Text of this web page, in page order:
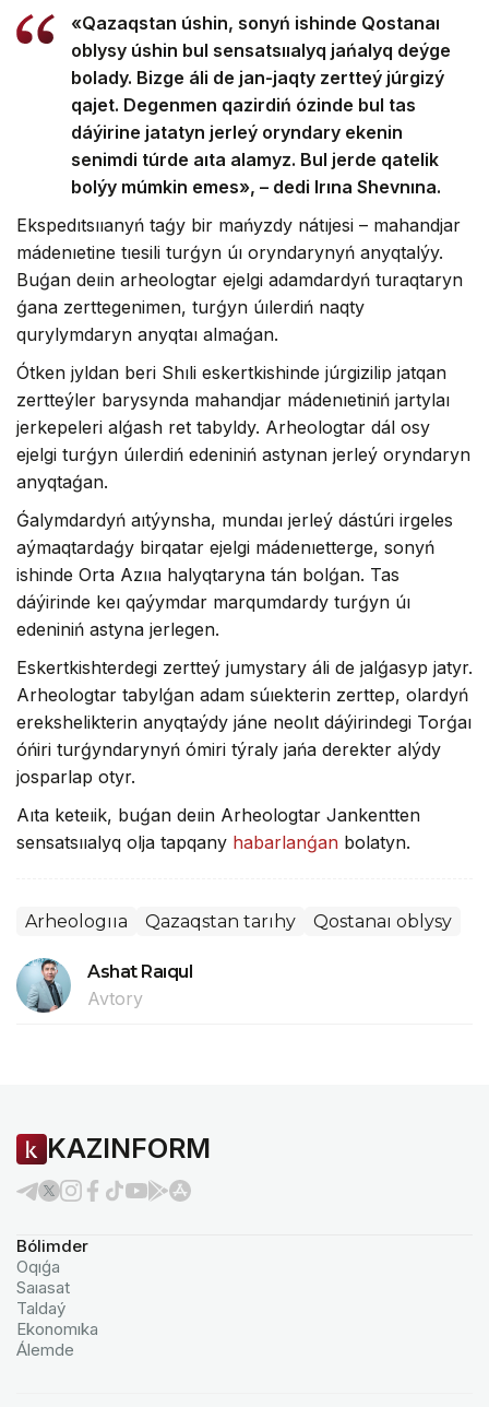
«Qazaqstan úshin, sonyń ishinde Qostanaı
oblysy úshin bul sensatsııalyq jańalyq deýge
bolady. Bizge áli de jan-jaqty zertteý júrgizý
qajet. Degenmen qazirdiń ózinde bul tas
dáýirine jatatyn jerleý oryndary ekenin
senimdi túrde aıta alamyz. Bul jerde qatelik
bolýy múmkin emes», – dedi Irına Shevnına.
Ekspedıtsııanyń taǵy bir mańyzdy nátıjesi – mahandjar
mádenıetine tıesili turǵyn úı oryndarynyń anyqtalýy.
Buǵan deıin arheologtar ejelgi adamdardyń turaqtaryn
ǵana zerttegenimen, turǵyn úılerdiń naqty
qurylymdaryn anyqtaı almaǵan.
Ótken jyldan beri Shıli eskertkishinde júrgizilip jatqan
zertteýler barysynda mahandjar mádenıetiniń jartylaı
jerkepeleri alǵash ret tabyldy. Arheologtar dál osy
ejelgi turǵyn úılerdiń edeniniń astynan jerleý oryndaryn
anyqtaǵan.
Ǵalymdardyń aıtýynsha, mundaı jerleý dástúri irgeles
aýmaqtardaǵy birqatar ejelgi mádenıetterge, sonyń
ishinde Orta Azııa halyqtaryna tán bolǵan. Tas
dáýirinde keı qaýymdar marqumdardy turǵyn úı
edeniniń astyna jerlegen.
Eskertkishterdegi zertteý jumystary áli de jalǵasyp jatyr.
Arheologtar tabylǵan adam súıekterin zerttep, olardyń
erekshelikterin anyqtaýdy jáne neolıt dáýirindegi Torǵaı
óńiri turǵyndarynyń ómiri týraly jańa derekter alýdy
josparlap otyr.
Aıta keteıik, buǵan deıin Arheologtar Jankentten
sensatsııalyq olja tapqany habarlanǵan bolatyn.
Arheologııa Qazaqstan tarıhy Qostanaı oblysy
Ashat Raıqul
Avtory
KAZINFORM
Bólimder
Oqıǵa
Saıasat
Taldaý
Ekonomıka
Álemde